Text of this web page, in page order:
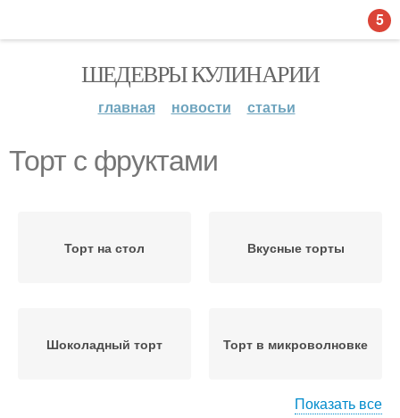
ШЕДЕВРЫ КУЛИНАРИИ
главная новости статьи
Торт с фруктами
Торт на стол Вкусные торты
Шоколадный торт Торт в микроволновке
Показать все
5